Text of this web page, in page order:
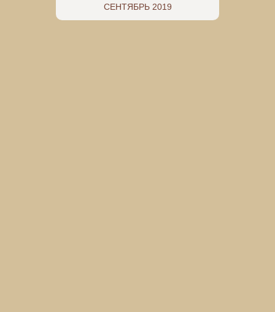
СЕНТЯБРЬ 2019